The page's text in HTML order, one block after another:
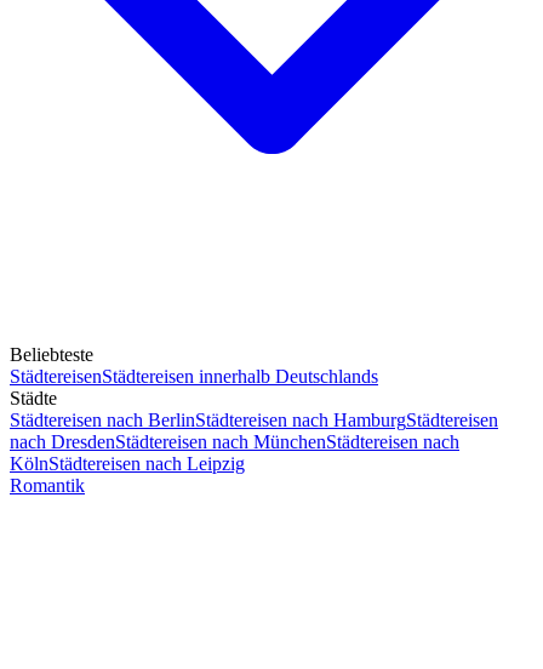
Beliebteste
StädtereisenStädtereisen innerhalb Deutschlands
Städte
Städtereisen nach BerlinStädtereisen nach HamburgStädtereisen
nach DresdenStädtereisen nach MünchenStädtereisen nach
KölnStädtereisen nach Leipzig
Romantik